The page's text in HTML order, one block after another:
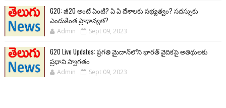
G20: జీ20 అంటే ఏంటి? ఏ ఏ దేశాలకు సభ్యత్వం? సదస్సుకు
ఎందుకింత ప్రాధాన్యత?
Admin Sept 09, 2023
G20 Live Updates: ప్రగతి మైదాన్‌లోని భారత్ వైదికపై అతిథులకు
ప్రధాని స్వాగతం
Admin Sept 09, 2023